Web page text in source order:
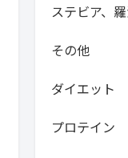
ステビア、
その他
ダイエット
プロテイン